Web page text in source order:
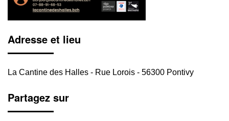
Adresse et lieu
La Cantine des Halles - Rue Lorois - 56300 Pontivy
Partagez sur